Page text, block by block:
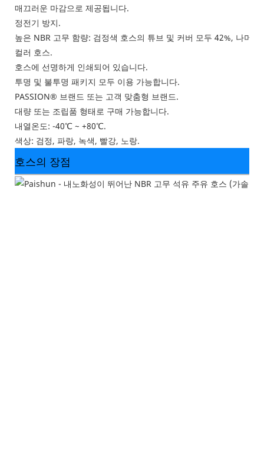
매끄러운 마감으로 제공됩니다.
정전기 방지.
높은 NBR 고무 함량: 검정색 호스의 튜브 및 커버 모두 42%, 나머지
컬러 호스.
호스에 선명하게 인쇄되어 있습니다.
투명 및 불투명 패키지 모두 이용 가능합니다.
PASSION® 브랜드 또는 고객 맞춤형 브랜드.
대량 또는 조립품 형태로 구매 가능합니다.
내열온도: -40℃ ~ +80℃.
색상: 검정, 파랑, 녹색, 빨강, 노랑.
호스의 장점